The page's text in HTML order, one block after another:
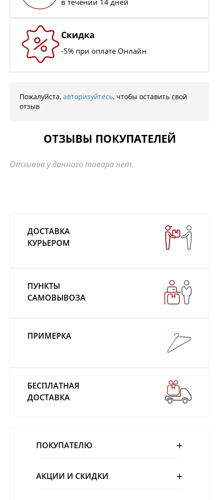
Скидка
-5% при оплате Онлайн
Пожалуйста, авторизуйтесь, чтобы оставить свой
отзыв
ОТЗЫВЫ ПОКУПАТЕЛЕЙ
Отзывов у данного товара нет.
ДОСТАВКА
КУРЬЕРОМ
ПУНКТЫ
САМОВЫВОЗА
ПРИМЕРКА
БЕСПЛАТНАЯ
ДОСТАВКА
ПОКУПАТЕЛЮ
АКЦИИ И СКИДКИ